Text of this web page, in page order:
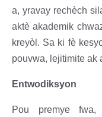
a, yravay rechèch
aktè akademik
kreyòl. Sa ki fè
pouvwa, lejitimite ak
Entwodiksyon
Pou premye